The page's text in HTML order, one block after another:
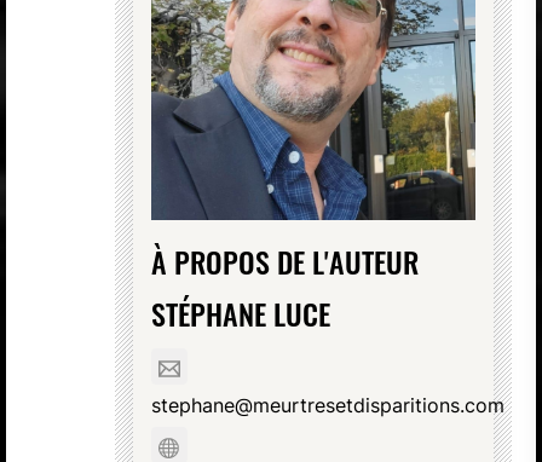
À PROPOS DE L'AUTEUR
STÉPHANE LUCE
stephane@meurtresetdisparitions.com